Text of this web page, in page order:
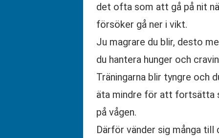
det ofta som att gå på nit
försöker gå ner i vikt.
Ju magrare du blir, desto
du hantera hunger och
Träningarna blir tyngre och
äta mindre för att fortsätta
på vågen.
Därför vänder sig många till